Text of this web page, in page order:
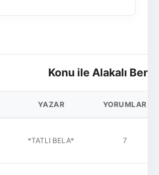
Konu ile Alakalı
YAZAR YORUMLAR
*TATLI BELA* 7